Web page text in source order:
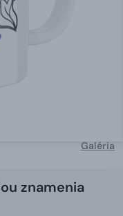
Galéria
znamenia